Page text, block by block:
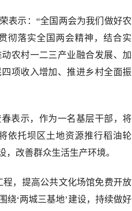
表示：“全国两会为我们做好农
彻落实全国两会精神，结合实
农村一二三产业融合发展、加
项收入增加、推进乡村全面振
表示，作为一名基层干部，将
依托坝区土地资源推行稻油轮
改善群众生活生产环境。
，提高公共文化场馆免费开放
绕‘两城三基地’建设，持续做好